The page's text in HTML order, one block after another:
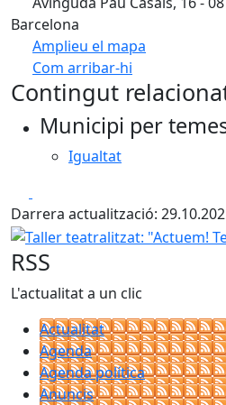
Barcelona
Amplieu el mapa
Com arribar-hi
+
Contingut
Municipi per
Igualtat
Darrera actualització:
Taller teatralitzat: "Actuem!
RSS
L'actualitat a un clic
Actualitat
Agenda
Agenda política
Anuncis